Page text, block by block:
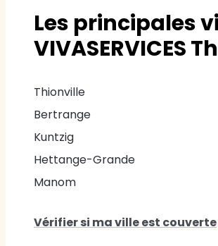
Les principales
VIVASERVICES
Thionville
Bertrange
Kuntzig
Hettange-Grande
Manom
Vérifier si ma ville est couverte